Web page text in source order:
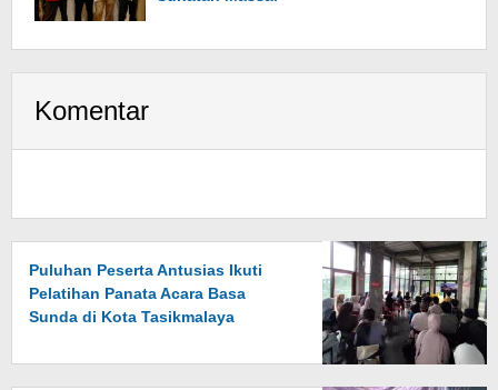
Komentar
Puluhan Peserta Antusias Ikuti
Pelatihan Panata Acara Basa
Sunda di Kota Tasikmalaya